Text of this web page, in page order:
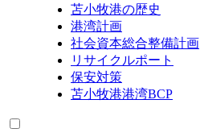
苫小牧港の歴史
港湾計画
社会資本総合整備計画
リサイクルポート
保安対策
苫小牧港港湾BCP